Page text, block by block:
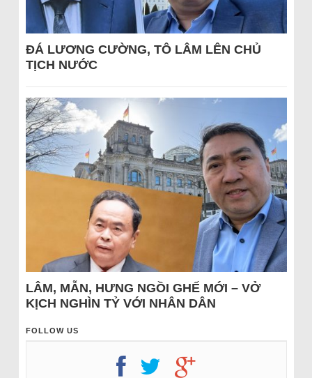
ĐÁ LƯƠNG CƯỜNG, TÔ LÂM LÊN CHỦ
TỊCH NƯỚC
LÂM, MẪN, HƯNG NGỒI GHẾ MỚI – VỞ
KỊCH NGHÌN TỶ VỚI NHÂN DÂN
FOLLOW US